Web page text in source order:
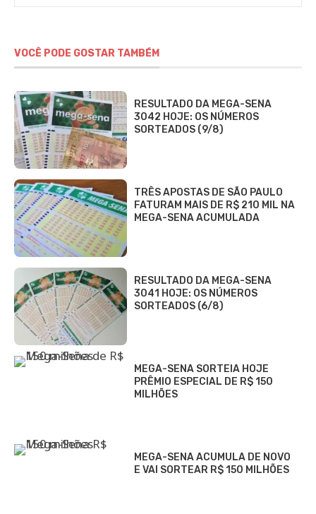
VOCÊ PODE GOSTAR TAMBÉM
RESULTADO DA MEGA-SENA
3042 HOJE: OS NÚMEROS
SORTEADOS (9/8)
TRÊS APOSTAS DE SÃO PAULO
FATURAM MAIS DE R$ 210 MIL NA
MEGA-SENA ACUMULADA
RESULTADO DA MEGA-SENA
3041 HOJE: OS NÚMEROS
SORTEADOS (6/8)
MEGA-SENA SORTEIA HOJE
PRÊMIO ESPECIAL DE R$ 150
MILHÕES
MEGA-SENA ACUMULA DE NOVO
E VAI SORTEAR R$ 150 MILHÕES